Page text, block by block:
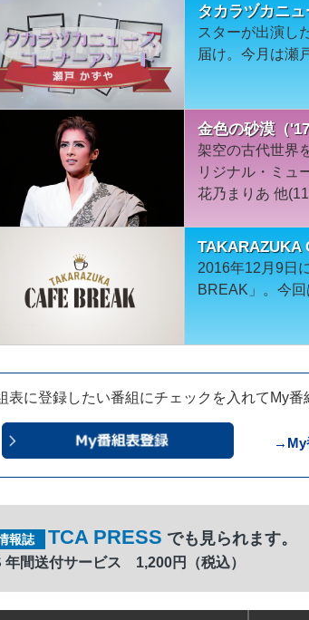
タカラヅカニ
スターが出演し
届け。今月は瀬
金色の砂漠（
架空の古代世界
リジナル・ミュ
花乃まりあ 他
TAKARAZUKA
2016年12月9日
BREAK」。今回
表に登録したい番組にチェックを入れてMy番
→My
報誌 TCA PRESS でも見られます。
年間送付サービス 1,200円（税込）